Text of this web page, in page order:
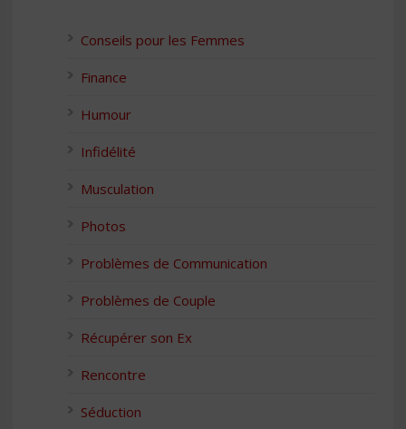
Conseils pour les Femmes
Finance
Humour
Infidélité
Musculation
Photos
Problèmes de Communication
Problèmes de Couple
Récupérer son Ex
Rencontre
Séduction